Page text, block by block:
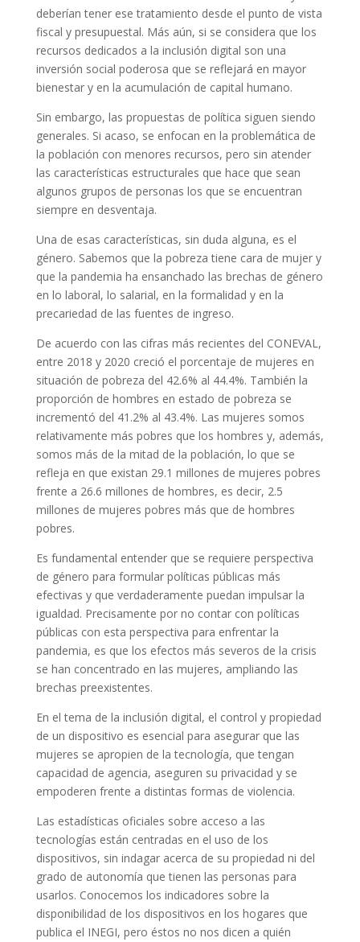
deberían tener ese tratamiento desde el punto de vista
fiscal y presupuestal. Más aún, si se considera que los
recursos dedicados a la inclusión digital son una
inversión social poderosa que se reflejará en mayor
bienestar y en la acumulación de capital humano.
Sin embargo, las propuestas de política siguen siendo
generales. Si acaso, se enfocan en la problemática de
la población con menores recursos, pero sin atender
las características estructurales que hace que sean
algunos grupos de personas los que se encuentran
siempre en desventaja.
Una de esas características, sin duda alguna, es el
género. Sabemos que la pobreza tiene cara de mujer y
que la pandemia ha ensanchado las brechas de género
en lo laboral, lo salarial, en la formalidad y en la
precariedad de las fuentes de ingreso.
De acuerdo con las cifras más recientes del CONEVAL,
entre 2018 y 2020 creció el porcentaje de mujeres en
situación de pobreza del 42.6% al 44.4%. También la
proporción de hombres en estado de pobreza se
incrementó del 41.2% al 43.4%. Las mujeres somos
relativamente más pobres que los hombres y, además,
somos más de la mitad de la población, lo que se
refleja en que existan 29.1 millones de mujeres pobres
frente a 26.6 millones de hombres, es decir, 2.5
millones de mujeres pobres más que de hombres
pobres.
Es fundamental entender que se requiere perspectiva
de género para formular políticas públicas más
efectivas y que verdaderamente puedan impulsar la
igualdad. Precisamente por no contar con políticas
públicas con esta perspectiva para enfrentar la
pandemia, es que los efectos más severos de la crisis
se han concentrado en las mujeres, ampliando las
brechas preexistentes.
En el tema de la inclusión digital, el control y propiedad
de un dispositivo es esencial para asegurar que las
mujeres se apropien de la tecnología, que tengan
capacidad de agencia, aseguren su privacidad y se
empoderen frente a distintas formas de violencia.
Las estadísticas oficiales sobre acceso a las
tecnologías están centradas en el uso de los
dispositivos, sin indagar acerca de su propiedad ni del
grado de autonomía que tienen las personas para
usarlos. Conocemos los indicadores sobre la
disponibilidad de los dispositivos en los hogares que
publica el INEGI, pero éstos no nos dicen a quién